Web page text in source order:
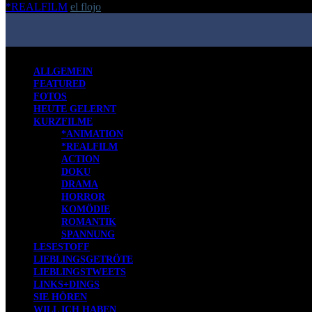
*REALFILM el flojo
ALLGEMEIN
FEATURED
FOTOS
HEUTE GELERNT
KURZFILME
*ANIMATION
*REALFILM
ACTION
DOKU
DRAMA
HORROR
KOMÖDIE
ROMANTIK
SPANNUNG
LESESTOFF
LIEBLINGSGETRÖTE
LIEBLINGSTWEETS
LINKS+DINGS
SIE HÖREN
WILL ICH HABEN